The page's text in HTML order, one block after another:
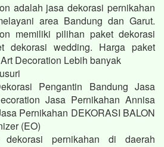
adalah jasa dekorasi pernikahan
area Bandung dan Garut.
memiliki pilihan paket dekorasi
dekorasi wedding. Harga paket
Decoration Lebih banyak
Pengantin Bandung Jasa
Jasa Pernikahan Annisa
Pernikahan DEKORASI BALON
(EO)
pernikahan di daerah